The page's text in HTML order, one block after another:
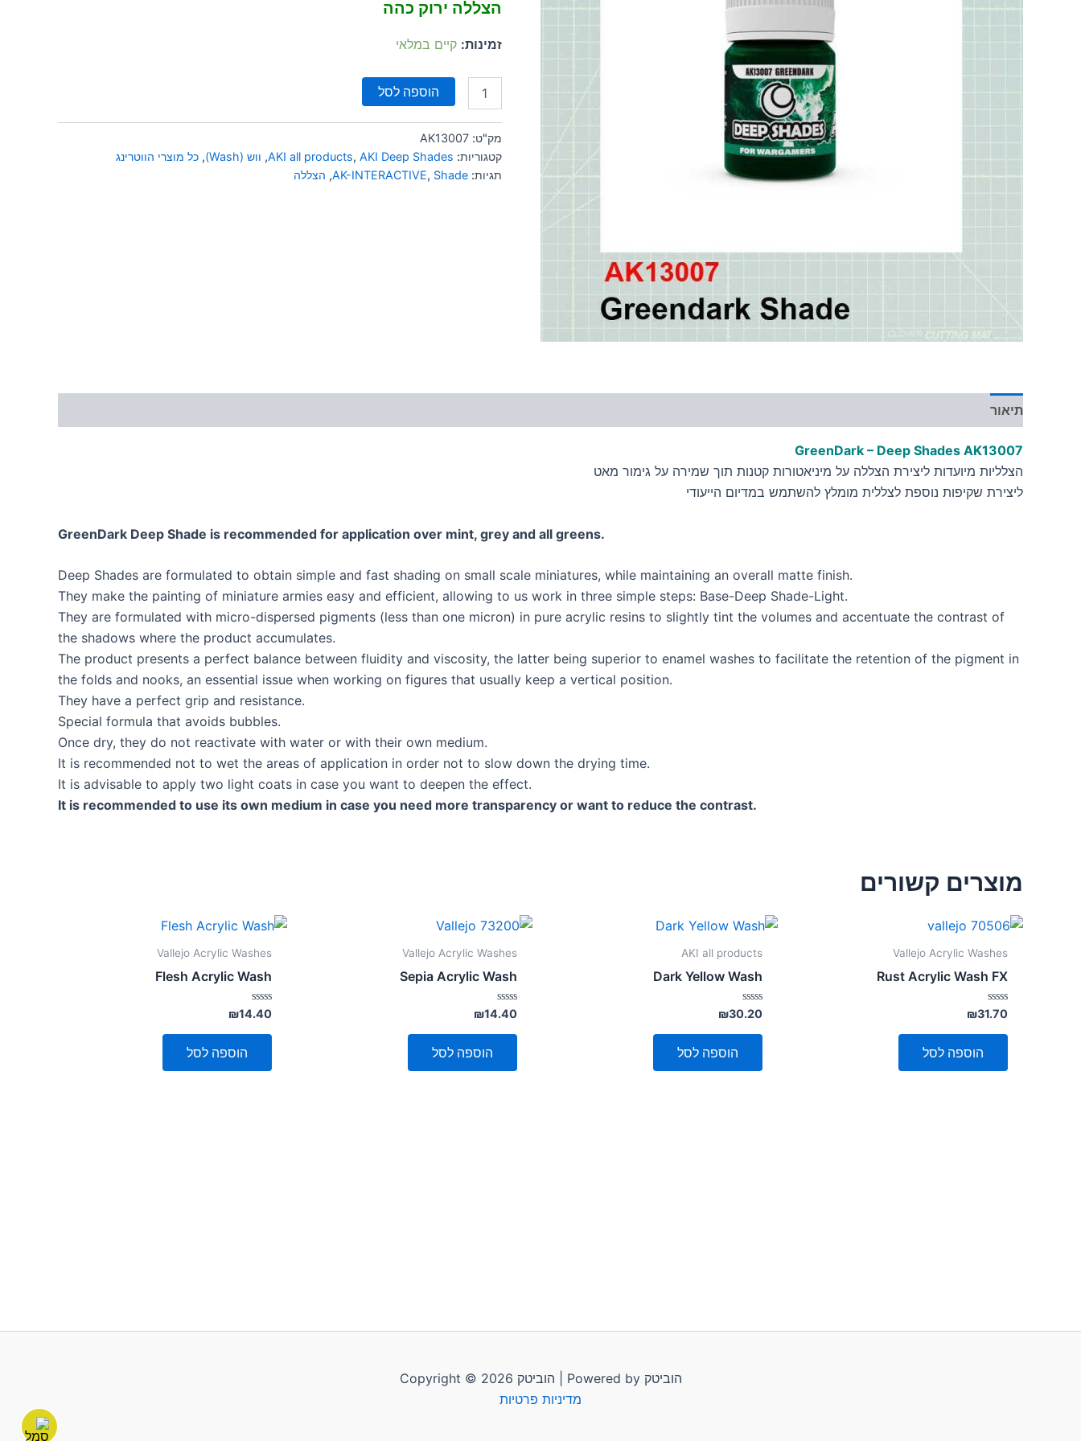
הצללה ירוק כהה
זמינות: קיים במלאי
הוספה לסל
מק"ט: AK13007
קטגוריות:
AKI all products, AKI Deep Shades
, ווש (Wash) , כל מוצרי הווטרינג
תגיות:
AK-INTERACTIVE, Shade
, הצללה
תיאור
GreenDark – Deep Shades AK13007
הצלליות מיועדות ליצירת הצללה על מיניאטורות קטנות תוך שמירה על גימור מאט
ליצירת שקיפות נוספת לצללית מומלץ להשתמש במדיום הייעודי
GreenDark Deep Shade is recommended for application over mint, grey and all greens.
Deep Shades are formulated to obtain simple and fast shading on small scale miniatures, while maintaining an overall matte finish.
They make the painting of miniature armies easy and efficient, allowing to us work in three simple steps: Base-Deep Shade-Light.
They are formulated with micro-dispersed pigments (less than one micron) in pure acrylic resins to slightly tint the volumes and accentuate the contrast of
the shadows where the product accumulates.
The product presents a perfect balance between fluidity and viscosity, the latter being superior to enamel washes to facilitate the retention of the pigment in
the folds and nooks, an essential issue when working on figures that usually keep a vertical position.
They have a perfect grip and resistance.
Special formula that avoids bubbles.
Once dry, they do not reactivate with water or with their own medium.
It is recommended not to wet the areas of application in order not to slow down the drying time.
It is advisable to apply two light coats in case you want to deepen the effect.
It is recommended to use its own medium in case you need more transparency or want to reduce the contrast.
מוצרים קשורים
Vallejo Acrylic Washes
Rust Acrylic Wash FX
דורג
0
מתוך
₪31.70
הוספה לסל
AKI all products
Dark Yellow Wash
דורג
0
מתוך
₪30.20
הוספה לסל
Vallejo Acrylic Washes
Sepia Acrylic Wash
דורג
0
מתוך
₪14.40
הוספה לסל
Vallejo Acrylic Washes
Flesh Acrylic Wash
דורג
0
מתוך
₪14.40
הוספה לסל
Copyright © 2026 הוביטק | Powered by הוביטק
מדיניות פרטיות